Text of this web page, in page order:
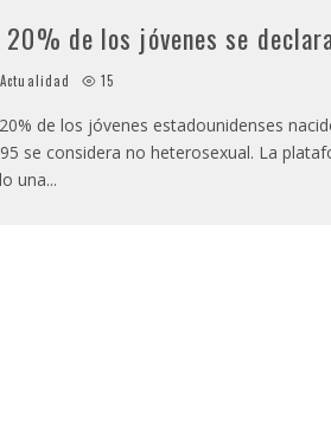
20% de los jóvenes se
Actualidad 15
de los jóvenes estadounidenses
se considera no heterosexual. La
una...